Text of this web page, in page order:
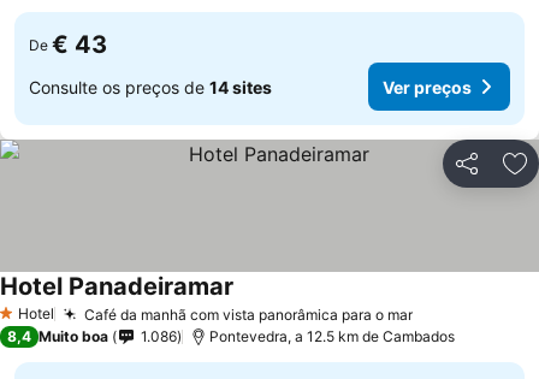
De € 43
Consulte os preços de 14 sites Ver preços
Partilhar
1 Estrelas
Hotel Café da manhã com vista panorâmica para o mar
Hotel Panadeiramar
8,4 Muito boa 1.086 Pontevedra, a 12.5 km de Cambados